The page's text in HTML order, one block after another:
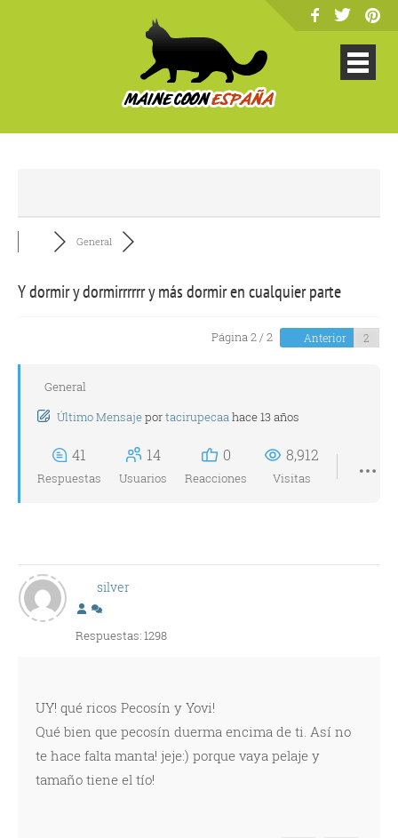
General
Y dormir y dormirrrrrr y más dormir en cualquier parte
Página 2 / 2 Anterior
General
Último Mensajeportacirupecaahace 13 años
41
Respuestas
14
Usuarios
0
Reacciones
8,912
Visitas
silver
Respuestas: 1298
UY! qué ricos Pecosín y Yovi!
Qué bien que pecosín duerma encima de ti. Así no
te hace falta manta! jeje:) porque vaya pelaje y
tamaño tiene el tío!